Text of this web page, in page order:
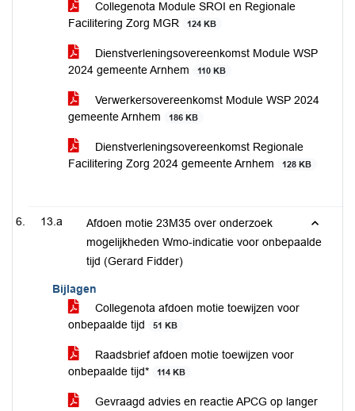
Collegenota Module SROI en Regionale
Facilitering Zorg MGR
124 KB
Dienstverleningsovereenkomst Module WSP
2024 gemeente Arnhem
110 KB
Verwerkersovereenkomst Module WSP 2024
gemeente Arnhem
186 KB
Dienstverleningsovereenkomst Regionale
Facilitering Zorg 2024 gemeente Arnhem
128 KB
13.a
Afdoen motie 23M35 over onderzoek
mogelijkheden Wmo-indicatie voor onbepaalde
tijd (Gerard Fidder)
Bijlagen
Collegenota afdoen motie toewijzen voor
onbepaalde tijd
51 KB
Raadsbrief afdoen motie toewijzen voor
onbepaalde tijd*
114 KB
Gevraagd advies en reactie APCG op langer